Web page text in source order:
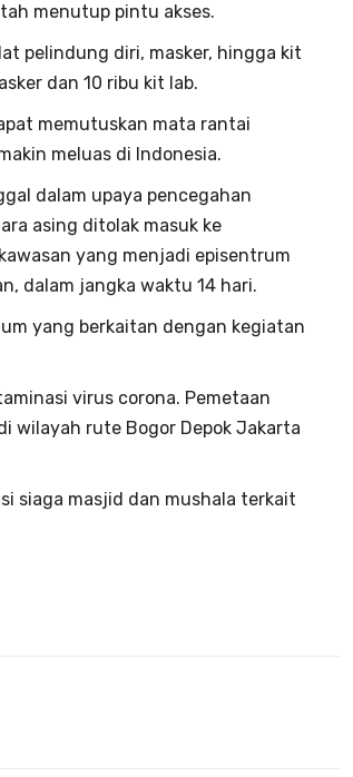
menutup pintu akses.
pelindung diri, masker, hingga kit
dan 10 ribu kit lab.
memutuskan mata rantai
meluas di Indonesia.
dalam upaya pencegahan
asing ditolak masuk ke
yang menjadi episentrum
dalam jangka waktu 14 hari.
yang berkaitan dengan kegiatan
virus corona. Pemetaan
wilayah rute Bogor Depok Jakarta
siaga masjid dan mushala terkait